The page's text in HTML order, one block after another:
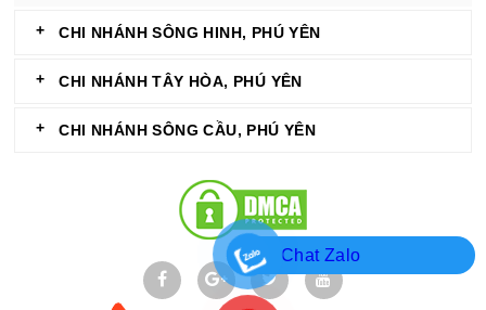
CHI NHÁNH SÔNG HINH, PHÚ YÊN
CHI NHÁNH TÂY HÒA, PHÚ YÊN
CHI NHÁNH SÔNG CẦU, PHÚ YÊN
Chat Zalo